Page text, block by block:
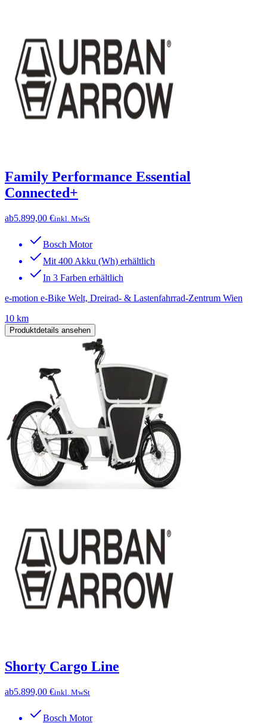
Family Performance Essential
Connected+
ab5.899,00 €inkl. MwSt
Bosch Motor
Mit 400 Akku (Wh) erhältlich
In 3 Farben erhältlich
e-motion e-Bike Welt, Dreirad- & Lastenfahrrad-Zentrum Wien
10 km
Produktdetails ansehen
Shorty Cargo Line
ab5.899,00 €inkl. MwSt
Bosch Motor